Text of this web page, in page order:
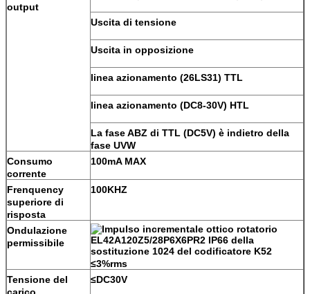
output
Uscita di tensione
Uscita in opposizione
linea azionamento (26LS31) TTL
linea azionamento (DC8-30V) HTL
La fase ABZ di TTL (DC5V) è indietro della
fase UVW
Consumo
corrente
100mA MAX
Frenquency
superiore di
risposta
100KHZ
Ondulazione
permissibile
≤3%rms
Tensione del
≤DC30V